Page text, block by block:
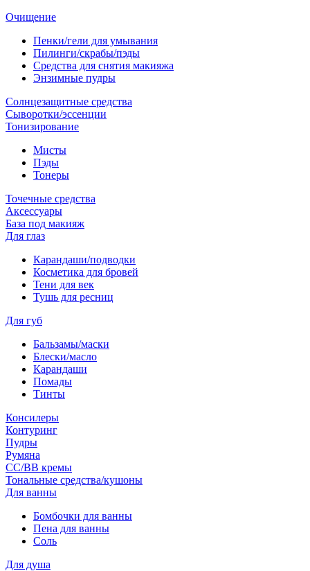
Очищение
Пенки/гели для умывания
Пилинги/скрабы/пэды
Средства для снятия макияжа
Энзимные пудры
Солнцезащитные средства
Сыворотки/эссенции
Тонизирование
Мисты
Пэды
Тонеры
Точечные средства
Аксессуары
База под макияж
Для глаз
Карандаши/подводки
Косметика для бровей
Тени для век
Тушь для ресниц
Для губ
Бальзамы/маски
Блески/масло
Карандаши
Помады
Тинты
Консилеры
Контуринг
Пудры
Румяна
СС/ВВ кремы
Тональные средства/кушоны
Для ванны
Бомбочки для ванны
Пена для ванны
Соль
Для душа